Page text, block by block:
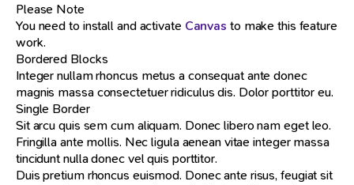
Please Note
You need to install and activate Canvas to make this feature
work.
Bordered Blocks
Integer nullam rhoncus metus a consequat ante donec
magnis massa consectetuer ridiculus dis. Dolor porttitor eu.
Single Border
Sit arcu quis sem cum aliquam. Donec libero nam eget leo.
Fringilla ante mollis. Nec ligula aenean vitae integer massa
tincidunt nulla donec vel quis porttitor.
Duis pretium rhoncus euismod. Donec ante risus, feugiat sit